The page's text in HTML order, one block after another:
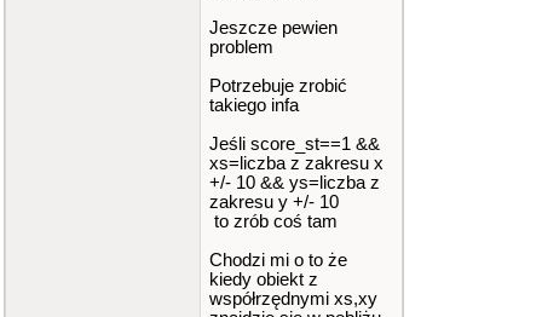
Jeszcze pewien
problem
Potrzebuje zrobić
takiego infa
Jeśli score_st==1 &&
xs=liczba z zakresu x
+/- 10 && ys=liczba z
zakresu y +/- 10
to zrób coś tam
Chodzi mi o to że
kiedy obiekt z
współrzędnymi xs,xy